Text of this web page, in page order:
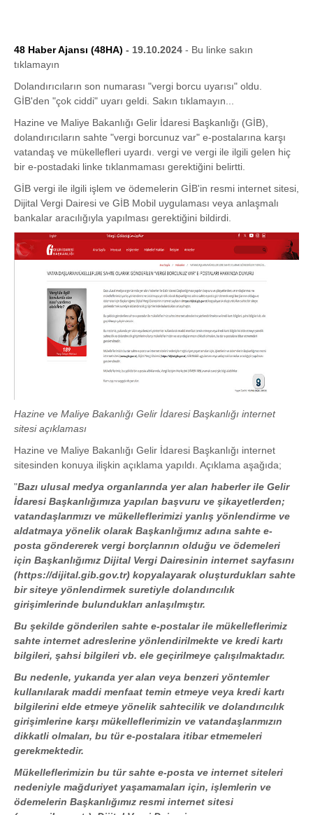
48 Haber Ajansı (48HA) - 19.10.2024 - Bu linke sakın
tıklamayın
Dolandırıcıların son numarası "vergi borcu uyarısı" oldu.
GİB'den "çok ciddi" uyarı geldi. Sakın tıklamayın...
Hazine ve Maliye Bakanlığı Gelir İdaresi Başkanlığı (GİB),
dolandırıcıların sahte "vergi borcunuz var" e-postalarına karşı
vatandaş ve mükellefleri uyardı. vergi ve vergi ile ilgili gelen hiç
bir e-postadaki linke tıklanmaması gerektiğini belirtti.
GİB vergi ile ilgili işlem ve ödemelerin GİB'in resmi internet sitesi,
Dijital Vergi Dairesi ve GİB Mobil uygulaması veya anlaşmalı
bankalar aracılığıyla yapılması gerektiğini bildirdi.
Hazine ve Maliye Bakanlığı Gelir İdaresi Başkanlığı internet
sitesi açıklaması
Hazine ve Maliye Bakanlığı Gelir İdaresi Başkanlığı internet
sitesinden konuya ilişkin açıklama yapıldı. Açıklama aşağıda;
"Bazı ulusal medya organlarında yer alan haberler ile Gelir
İdaresi Başkanlığımıza yapılan başvuru ve şikayetlerden;
vatandaşlarımızı ve mükelleflerimizi yanlış yönlendirme ve
aldatmaya yönelik olarak Başkanlığımız adına sahte e-
posta göndererek vergi borçlarının olduğu ve ödemeleri
için Başkanlığımız Dijital Vergi Dairesinin internet sayfasını
(https://dijital.gib.gov.tr) kopyalayarak oluşturdukları sahte
bir siteye yönlendirmek suretiyle dolandırıcılık
girişimlerinde bulundukları anlaşılmıştır.
Bu şekilde gönderilen sahte e-postalar ile mükelleflerimiz
sahte internet adreslerine yönlendirilmekte ve kredi kartı
bilgileri, şahsi bilgileri vb. ele geçirilmeye çalışılmaktadır.
Bu nedenle, yukarıda yer alan veya benzeri yöntemler
kullanılarak maddi menfaat temin etmeye veya kredi kartı
bilgilerini elde etmeye yönelik sahtecilik ve dolandırıcılık
girişimlerine karşı mükelleflerimizin ve vatandaşlarımızın
dikkatli olmaları, bu tür e-postalara itibar etmemeleri
gerekmektedir.
Mükelleflerimizin bu tür sahte e-posta ve internet siteleri
nedeniyle mağduriyet yaşamamaları için, işlemlerin ve
ödemelerin Başkanlığımız resmi internet sitesi